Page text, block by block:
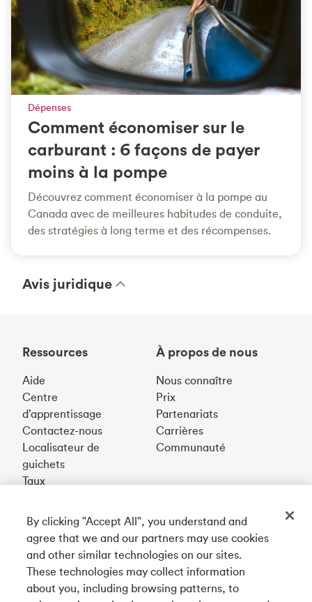
Dépenses
Comment économiser sur le
carburant : 6 façons de payer
moins à la pompe
Découvrez comment économiser à la pompe au
Canada avec de meilleures habitudes de conduite,
des stratégies à long terme et des récompenses.
Avis juridique
Ressources
Aide
Centre
d’apprentissage
Contactez-nous
Localisateur de
guichets
Taux
À propos de nous
Nous connaître
Prix
Partenariats
Carrières
Communauté
Téléchargez notre appli
Connectez-vous avec nous
By clicking "Accept All", you understand and
agree that we and our partners may use cookies
and other similar technologies on our sites.
These technologies may collect information
about you, including browsing patterns, to